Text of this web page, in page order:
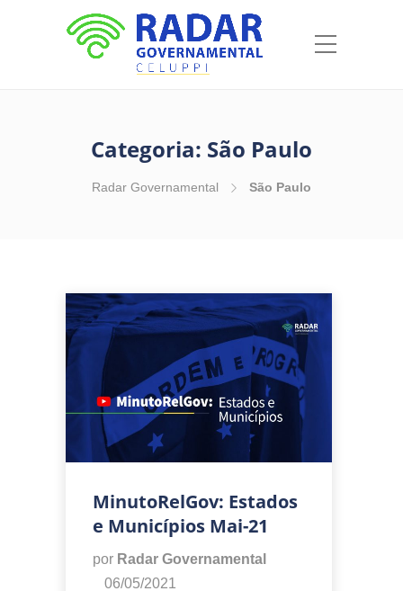
Categoria: São Paulo
Radar Governamental São Paulo
MinutoRelGov: Estados
e Municípios Mai-21
por Radar Governamental
06/05/2021